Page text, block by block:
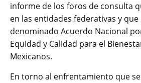
informe de los foros de consulta
en las entidades federativas y
denominado Acuerdo Nacional
Equidad y Calidad para el
Mexicanos.
En torno al enfrentamiento que